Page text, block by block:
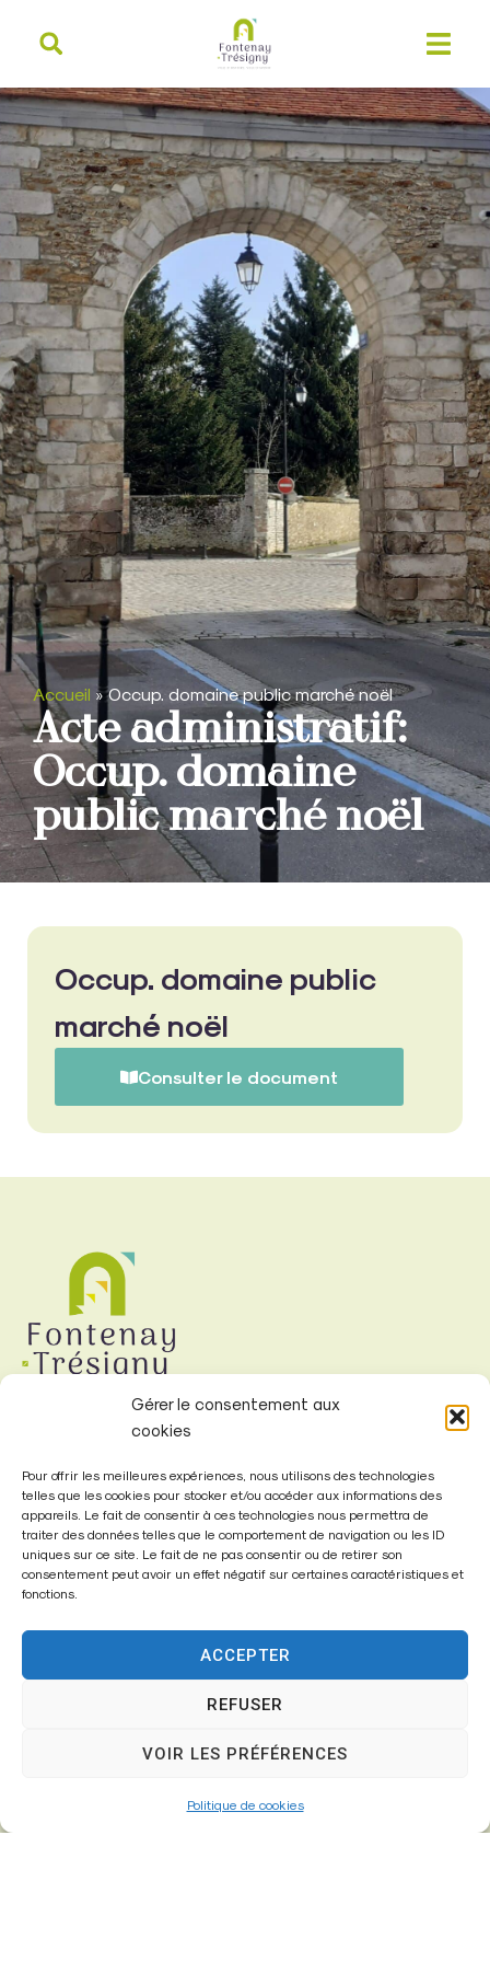
Gérer le consentement aux
cookies
Pour offrir les meilleures expériences, nous utilisons des technologies
telles que les cookies pour stocker et/ou accéder aux informations des
appareils. Le fait de consentir à ces technologies nous permettra de
traiter des données telles que le comportement de navigation ou les ID
uniques sur ce site. Le fait de ne pas consentir ou de retirer son
consentement peut avoir un effet négatif sur certaines caractéristiques et
fonctions.
ACCEPTER
REFUSER
VOIR LES PRÉFÉRENCES
Politique de cookies
principal
Accueil »Occup. domaine public marché noël
Acte administratif:
Occup. domaine
public marché noël
Occup. domaine public
marché noël
Consulter le document
Mairie de
Fontenay-Trésigny
Mairie,
26 Av. du Général de Gaulle
01 64 25 90 67
mairie@fontenay-tresigny.fr